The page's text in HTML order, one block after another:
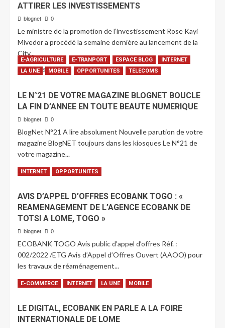
ATTIRER LES INVESTISSEMENTS
blognet 0
Le ministre de la promotion de l’investissement Rose Kayi
Mivedor a procédé la semaine dernière au lancement de la
City...
LIRE PLUS
E-AGRICULTURE E-TRANPORT ESPACE BLOG
INTERNET
LA UNE
MOBILE OPPORTUNITES TELECOMS
LE N°21 DE VOTRE MAGAZINE BLOGNET BOUCLE
LA FIN D’ANNEE EN TOUTE BEAUTE NUMERIQUE
blognet 0
BlogNet N°21 A lire absolument Nouvelle parution de votre
magazine BlogNET toujours dans les kiosques Le N°21 de
votre magazine...
LIRE PLUS
INTERNET OPPORTUNITES
AVIS D’APPEL D’OFFRES ECOBANK TOGO : «
REAMENAGEMENT DE L’AGENCE ECOBANK DE
TOTSI A LOME, TOGO »
blognet 0
ECOBANK TOGO Avis public d’appel d’offres Réf. :
002/2022 /ETG Avis d’Appel d’Offres Ouvert (AAOO) pour
les travaux de réaménagement...
LIRE PLUS
E-COMMERCE INTERNET LA UNE MOBILE
LE DIGITAL, ECOBANK EN PARLE A LA FOIRE
INTERNATIONALE DE LOME